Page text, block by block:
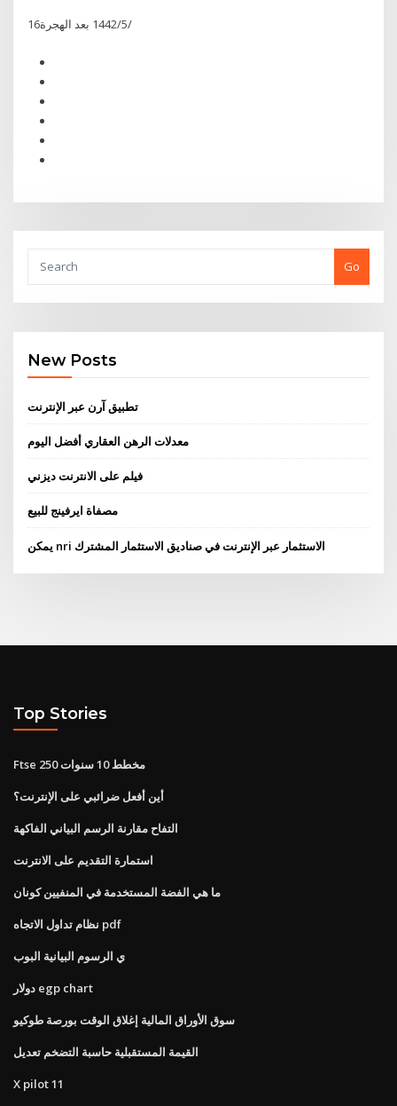
16‏‏/5‏‏/1442 بعد الهجرة
Go
New Posts
تطبيق آرن عبر الإنترنت
معدلات الرهن العقاري أفضل اليوم
فيلم على الانترنت ديزني
مصفاة ايرفينج للبيع
يمكن nri الاستثمار عبر الإنترنت في صناديق الاستثمار المشترك
Top Stories
Ftse 250 مخطط 10 سنوات
أين أفعل ضرائبي على الإنترنت؟
التفاح مقارنة الرسم البياني الفاكهة
استمارة التقديم على الانترنت
ما هي الفضة المستخدمة في المنفيين كونان
نظام تداول الاتجاه pdf
ي الرسوم البيانية البوب
دولار egp chart
سوق الأوراق المالية إغلاق الوقت بورصة طوكيو
القيمة المستقبلية حاسبة التضخم تعديل
X pilot 11